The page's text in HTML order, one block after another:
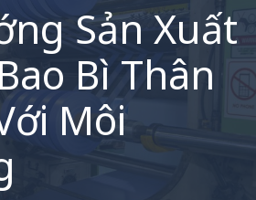
Sản Xuất
Bì Thân
Môi